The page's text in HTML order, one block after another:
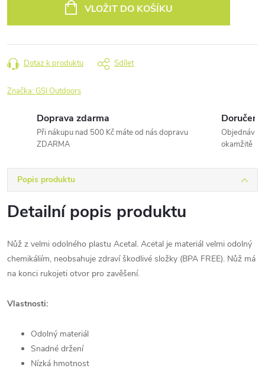
VLOŽIT DO KOŠÍKU
Dotaz k produktu Sdílet
Značka:GSI Outdoors
Doprava zdarma
Při nákupu nad 500 Kč máte od nás dopravu
ZDARMA
Doručení
okamžitě
Popis produktu
Detailní popis produktu
Nůž z velmi odolného plastu Acetal. Acetal je materiál velmi odolný
chemikáliím, neobsahuje zdraví škodlivé složky (BPA FREE). Nůž má
na konci rukojeti otvor pro zavěšení.
Vlastnosti:
Odolný materiál
Snadné držení
Nízká hmotnost